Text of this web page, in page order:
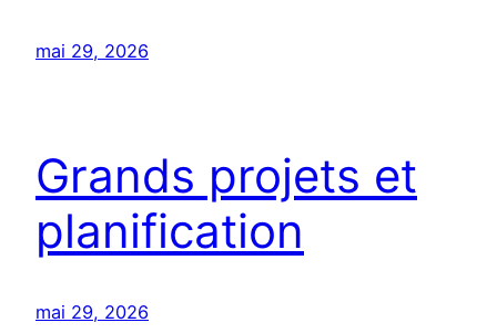
mai 29, 2026
Grands projets et
planification
mai 29, 2026